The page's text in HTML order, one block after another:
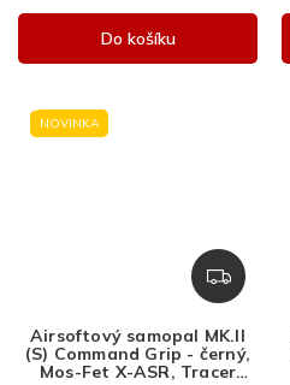
Do košíku
NOVINKA
Z
D
R
M
Airsoftový samopal MK.II
(S) Command Grip - černý,
Mos-Fet X-ASR, Tracer